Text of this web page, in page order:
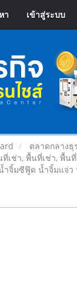
า เข้าสู่ระบบ
ตลาดกลาง
ช่า, พื้นที่เช่า, พื้น
จิ้มซีฟู๊ด น้ำจิ้มแจ่ว